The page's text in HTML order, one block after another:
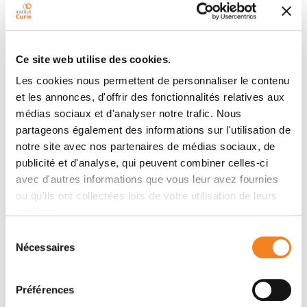
Ce site web utilise des cookies.
Les cookies nous permettent de personnaliser le contenu
et les annonces, d'offrir des fonctionnalités relatives aux
médias sociaux et d'analyser notre trafic. Nous
partageons également des informations sur l'utilisation de
notre site avec nos partenaires de médias sociaux, de
publicité et d'analyse, qui peuvent combiner celles-ci
avec d'autres informations que vous leur avez fournies
ou qu'ils ont collectées lors de votre utilisation de leurs
Nécessaires
Préférences
Démarches sociales et cancer - INCa
Les missions du service
Le service a pour principales missions de : Conseiller,
orienter, accompagner les patients et leurs proches ;
Assurer l’accès aux droits des patients Soutenir et
administratives ; Participer à l’organisation de la sortie
d’hospitalisation (possible mise en place d’aides au
Informer sur les problématiques liées au maintien